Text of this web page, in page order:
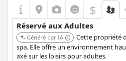
$
Réservé aux Adultes
Généré par IA
Cette propriété
spa. Elle offre un environnement
axé sur les loisirs pour adultes.